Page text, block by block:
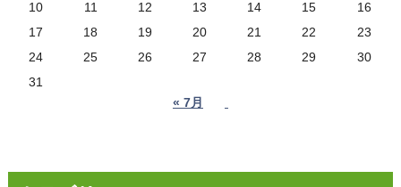
10 11 12 13 14 15
16
17
18 19 20 21 22
23
24
25 26 27 28 29
30
31
« 7月